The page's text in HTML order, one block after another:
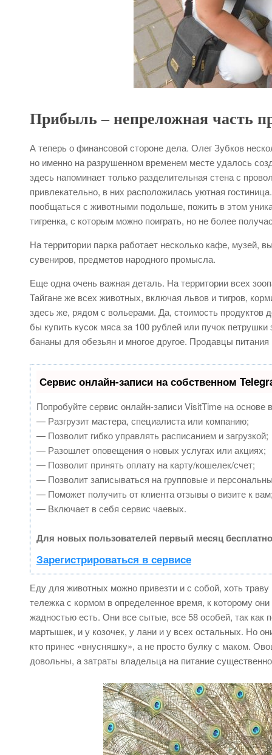
Прибыль – непреложная часть
А теперь о финансовой стороне дела. Олег Зубков
но именно на разрушенном временем месте удалось
здесь напоминает только разделительная стена с
привлекательно, в них расположилась уютная
пообщаться с животными подольше, пожить в этом
тигренка, с которым можно поиграть, но не более
На территории парка работает несколько кафе, музей,
сувениров, предметов народного промысла.
Еще одна очень важная деталь. На территории всех
Тайгане же всех животных, включая львов и тигров,
здесь же, рядом с вольерами. Да, стоимость продуктов
бы купить кусок мяса за 100 рублей или пучок
бананы для обезьян и многое другое. Продавцы
Сервис онлайн-записи на собственном
Попробуйте сервис онлайн-записи VisitTime на основе
— Разгрузит мастера, специалиста или компанию;
— Позволит гибко управлять расписанием и загрузкой;
— Разошлет оповещения о новых услугах или акциях;
— Позволит принять оплату на карту/кошелек/счет;
— Позволит записываться на групповые и
— Поможет получить от клиента отзывы о визите к
— Включает в себя сервис чаевых.
Для новых пользователей первый месяц
Зарегистрироваться в сервисе
Еду для животных можно привезти и с собой, хоть
тележка с кормом в определенное время, к которому
жадностью есть. Они все сытые, все 58 особей, так как
мартышек, и у козочек, у лани и у всех остальных. Но
кто принес «внусняшку», а не просто булку с маком.
довольны, а затраты владельца на питание